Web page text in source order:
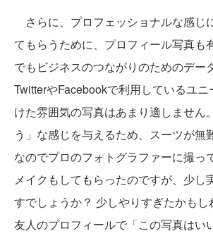
さらに、プロフェッショナルな感じ
てもらうために、プロフィール写真も
でもビジネスのつながりのためのデー
TwitterやFacebookで利用しているユ
けた雰囲気の写真はあまり適しません
う」な感じを与えるため、スーツが無
なのでプロのフォトグラファーに撮っ
メイクもしてもらったのですが、少し
すでしょうか？ 少しやりすぎたかもし
友人のプロフィールで「この写真はい